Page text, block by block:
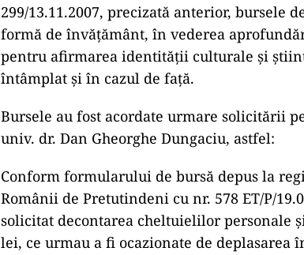
299/13.11.2007, precizată anterior, bursele
formă de învăţământ, în vederea
pentru afirmarea identităţii culturale şi
întâmplat şi în cazul de faţă.
Bursele au fost acordate urmare solicitării
univ. dr. Dan Gheorghe Dungaciu, astfel:
Conform formularului de bursă depus la
Românii de Pretutindeni cu nr. 578 ET/P/
solicitat decontarea cheltuielilor personale
lei, ce urmau a fi ocazionate de deplasarea